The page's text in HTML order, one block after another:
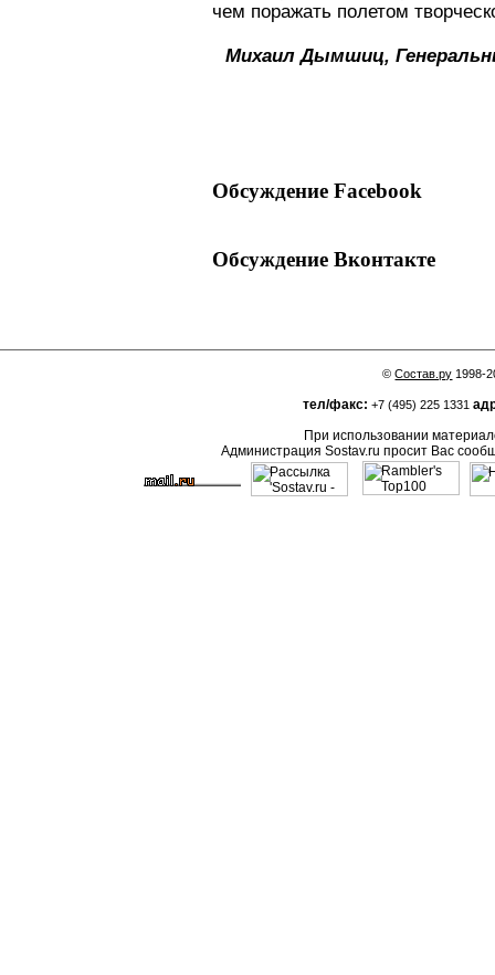
чем поражать полетом
Михаил Дымшиц,
Обсуждение Facebook
Обсуждение Вконтакте
©Состав.ру 1998-
тел/факс: +7 (495) 225 1331
При использовании
Администрация Sostav.ru просит Вас